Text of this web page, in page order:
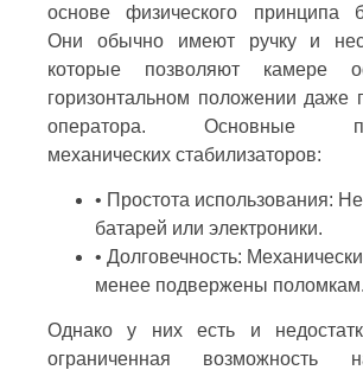
основе физического принципа
Они обычно имеют ручку и
которые позволяют камере
горизонтальном положении даже
оператора. Основные
механических стабилизаторов:
• Простота использования:
батарей или электроники.
• Долговечность:
менее подвержены поломкам.
Однако у них есть и
ограниченная возможность